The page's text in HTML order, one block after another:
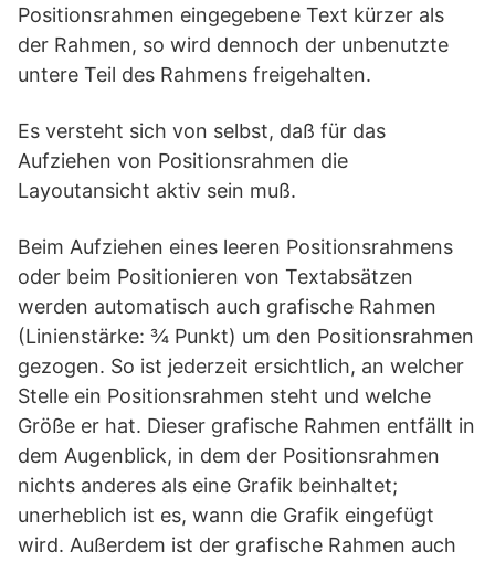
Positionsrahmen eingegebene Text kürzer als
der Rahmen, so wird dennoch der unbenutzte
untere Teil des Rahmens freigehalten.
Es versteht sich von selbst, daß für das
Aufziehen von Positionsrahmen die
Layoutansicht aktiv sein muß.
Beim Aufziehen eines leeren Positionsrahmens
oder beim Positionieren von Textabsätzen
werden automatisch auch grafische Rahmen
(Linienstärke: ¾ Punkt) um den Positionsrahmen
gezogen. So ist jederzeit ersichtlich, an welcher
Stelle ein Positionsrahmen steht und welche
Größe er hat. Dieser grafische Rahmen entfällt in
dem Augenblick, in dem der Positionsrahmen
nichts anderes als eine Grafik beinhaltet;
unerheblich ist es, wann die Grafik eingefügt
wird. Außerdem ist der grafische Rahmen auch